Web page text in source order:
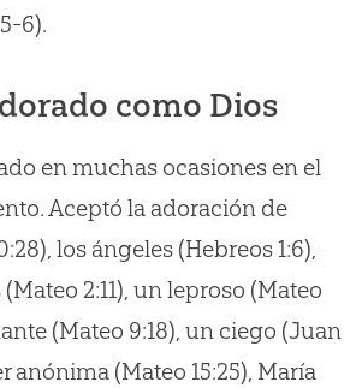
6).
como Dios
en muchas ocasiones en el
Aceptó la adoración de
los ángeles (Hebreos 1:6),
2:11), un leproso (Mateo
(Mateo 9:18), un ciego (Juan
anónima (Mateo 15:25), María